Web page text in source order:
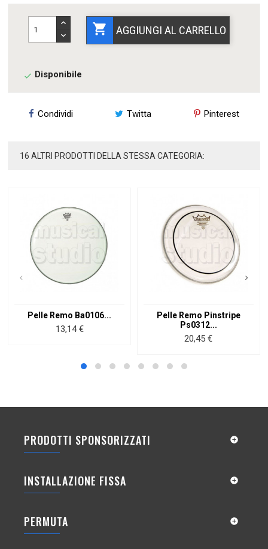
 AGGIUNGI AL CARRELLO
 Disponibile
Condividi Twitta Pinterest
16 ALTRI PRODOTTI DELLA STESSA CATEGORIA:
Pelle Remo Ba0106...
Prezzo
13,14 €
Pelle Remo Pinstripe
Ps0312...
Prezzo
20,45 €
PRODOTTI SPONSORIZZATI 
INSTALLAZIONE FISSA 
PERMUTA 